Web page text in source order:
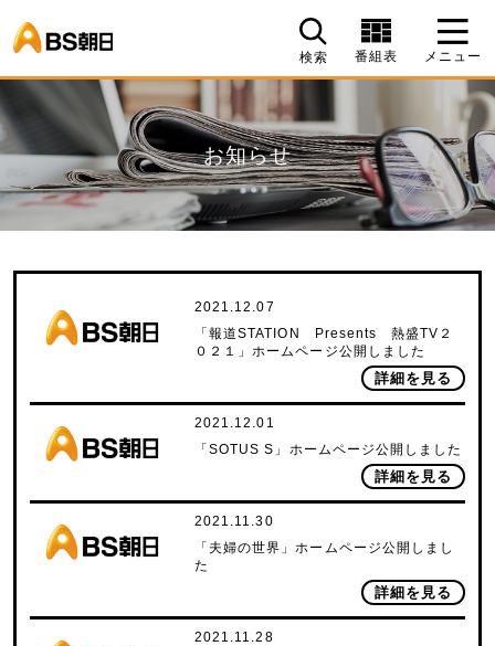
検索 番組表 メニュー
お知らせ
2021.12.07
「報道STATION Presents 熱盛TV２
０２１」ホームページ公開しました
詳細を見る
2021.12.01
「SOTUS S」ホームページ公開しました
詳細を見る
2021.11.30
「夫婦の世界」ホームページ公開しまし
た
詳細を見る
2021.11.28